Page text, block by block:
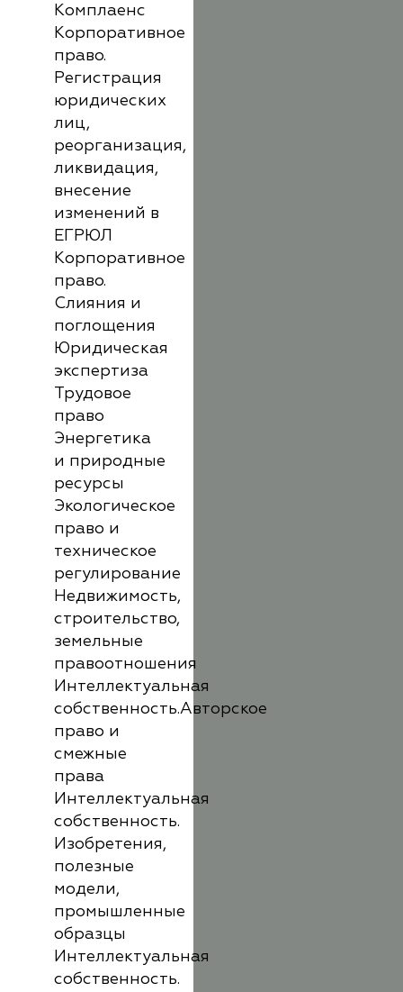
Комплаенс
Корпоративное
право.
Регистрация
юридических
лиц,
реорганизация,
ликвидация,
внесение
изменений в
ЕГРЮЛ
Корпоративное
право.
Слияния и
поглощения
Юридическая
экспертиза
Трудовое
право
Энергетика
и природные
ресурсы
Экологическое
право и
техническое
регулирование
Недвижимость,
строительство,
земельные
правоотношения
Интеллектуальная
собственность.Авторское
право и
смежные
права
Интеллектуальная
собственность.
Изобретения,
полезные
модели,
промышленные
образцы
Интеллектуальная
собственность.